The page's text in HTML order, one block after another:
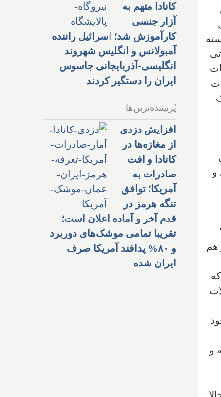
رکورد شکسته
و
هم
و
کانادا متهم به
آزار جنسی
کارآموزش شد؛ اسرائیل راننده
آمبولانس و انگلیس شهروند
انگلیسی-آذربایجانی جاسوس
ایران را دستگیر کردند
پُربیننده‌ترین‌ها
افزایش دزدی
از مغازه‌ها در
کانادا و افت
صادرات به
آمریکا؛ توافق
تنگه هرمز در
قدم آخر و آماده اعلان است؛
تقریبا تمامی موشک‌های دوربرد
و ۸۰% پدافند آمریکا صرف
ایران شده